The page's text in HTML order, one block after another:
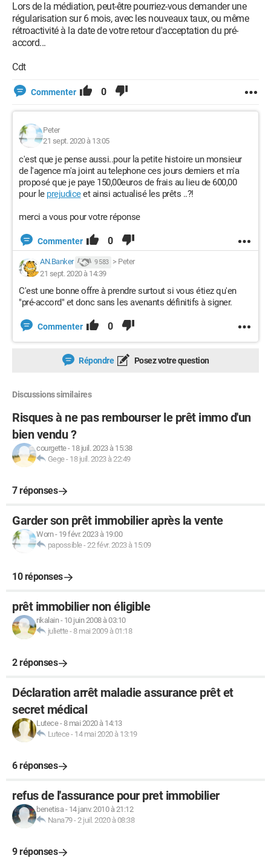
Lors de la médiation, peut-être pourriez-vous demander une
régularisation sur 6 mois, avec les nouveaux taux, ou même
rétroactivité à la date de votre retour d'acceptation du pré-
accord...
Cdt
Commenter 0
Peter
21 sept. 2020 à 13:05
c'est que je pense aussi..pour la petite histoire un monsieur
de l'agence m'a joint au telephone ces jours derniers et m'a
proposé que je paye 150,00euros de frais au lieu de 600,00
pour le prejudiceet ainsi actualisé les prêts ..?!
merci a vous pour votre réponse
Commenter 0
AN.Banker 9 583 > Peter
21 sept. 2020 à 14:39
C'est une bonne offre à prendre surtout si vous étiez qu'en
"pré-accord" et donc sans les avenants définitifs à signer.
Commenter 0
Répondre Posez votre question
Discussions similaires
Risques à ne pas rembourser le prêt immo d'un
bien vendu ?
courgette- 18 juil. 2023 à 15:38
Gege- 18 juil. 2023 à 22:49
7 réponses
Garder son prêt immobilier après la vente
Worn- 19 févr. 2023 à 19:00
papossible-22 févr. 2023 à 15:09
10 réponses
prêt immobilier non éligible
rikalain- 10 juin 2008 à 03:10
juliette- 8 mai 2009 à 01:18
2 réponses
Déclaration arrêt maladie assurance prêt et
secret médical
Lutece-8 mai 2020 à 14:13
Lutece- 14 mai 2020 à 13:19
6 réponses
refus de l'assurance pour pret immobilier
benetisa- 14 janv. 2010 à 21:12
Nana79-2 juil. 2020 à 08:38
9 réponses